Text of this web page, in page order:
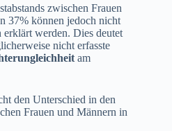
zwischen Frauen
37% können jedoch nicht
werden. Dies deutet
nicht erfasste
am
den Unterschied in den
Frauen und Männern in